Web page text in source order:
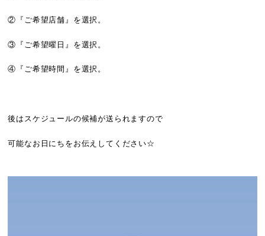
②『ご希望店舗』を選択。
③『ご希望曜日』を選択。
④『ご希望時間』を選択。
後はスケジュールの候補が送られますので
可能なお日にちをお伝えしてください☆